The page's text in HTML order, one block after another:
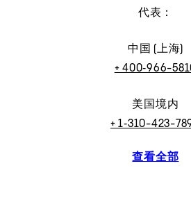
代表：
中国 (上海)
+ 400‑966-
美国境内
+ 1‑310-423-
查看全部